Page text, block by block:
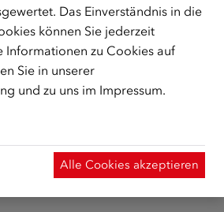
LinkedIn
(ÖIF)
Das Einverständnis in die
können Sie jederzeit
Informationen zu Cookies auf
Sie in unserer
und zu uns im Impressum.
Alle Cookies akzeptieren